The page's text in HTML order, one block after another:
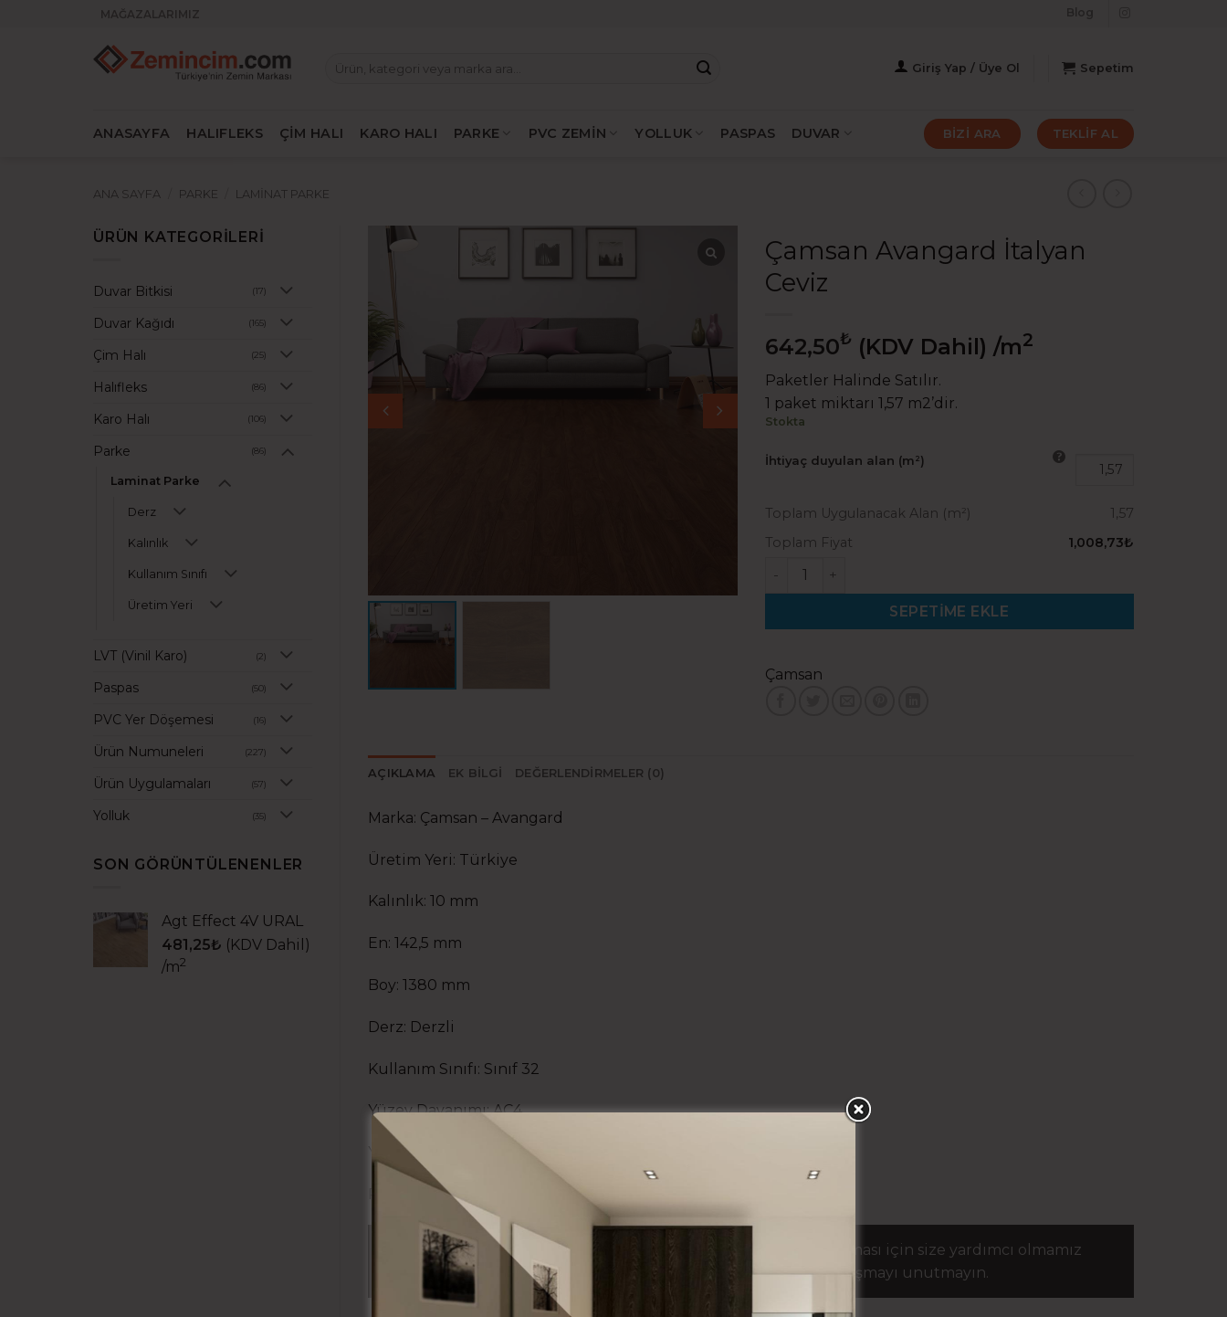
MAĞAZALARIMIZ
Giriş Yap / Üye Ol Sepetim
ANASAYFA HALIFLEKS ÇİM HALI KARO HALI PARKE PVC ZEMİN YOLLUK PASPAS DUVAR BİZİ ARA TEKLİF AL
ANA SAYFA PARKE LAMINAT PARKE
ÜRÜN KATEGORILERI
Duvar Bitkisi (17)
Duvar Kağıdı (165)
Çim Halı (25)
Halıfleks (86)
Karo Halı (106)
Parke (86)
Laminat Parke
Derz
Kalınlık
Kullanım Sınıfı
Üretim Yeri
LVT (Vinil Karo) (2)
Paspas (50)
PVC Yer Döşemesi (16)
Ürün Numuneleri (227)
Ürün Uygulamaları (57)
Yolluk (35)
SON GÖRÜNTÜLENENLER
Agt Effect 4V URAL
481,25₺ (KDV Dahil)
/m2
Çamsan Avangard İtalyan
Ceviz
642,50₺ (KDV Dahil) /m2
Paketler Halinde Satılır.
1 paket miktarı 1,57 m2’dir.
Stokta
İhtiyaç duyulan alan (m²)
Toplam Uygulanacak Alan (m²)
1,57
Toplam Fiyat
1,008,73₺
Çamsan Avangard İtalyan Ceviz adet
SEPETIME EKLE
Çamsan
AÇIKLAMA EK BILGI DEĞERLENDIRMELER (0)
Marka: Çamsan – Avangard
Üretim Yeri: Türkiye
Kalınlık: 10 mm
En: 142,5 mm
Boy: 1380 mm
Derz: Derzli
Kullanım Sınıfı: Sınıf 32
Yüzey Dayanımı: AC4
Yüzey Teknolojisi: Naturel Yüzey
Paket Miktarı: 1,57 m2
Laminat parke ürünlerinde paket bazlı fiyat ve kargo hesaplaması için size yardımcı olmamız
için chat kutusundan veya telefon numaralarımızdan bize ulaşmayı unutmayın.